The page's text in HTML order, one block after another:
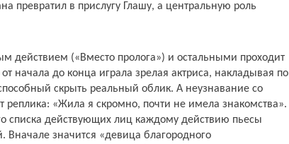
превратил в прислугу Глашу, а центральную роль
действием («Вместо пролога») и остальными проходит
начала до конца играла зрелая актриса, накладывая по
скрыть реальный облик. А неузнавание со
реплика: «Жила я скромно, почти не имела знакомства».
списка действующих лиц каждому действию пьесы
Вначале значится «девица благородного